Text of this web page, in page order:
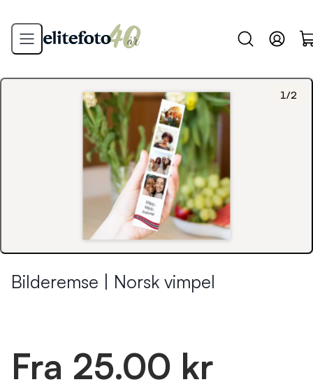
1 /2
Bilderemse | Norsk vimpel
Fra 25.00 kr